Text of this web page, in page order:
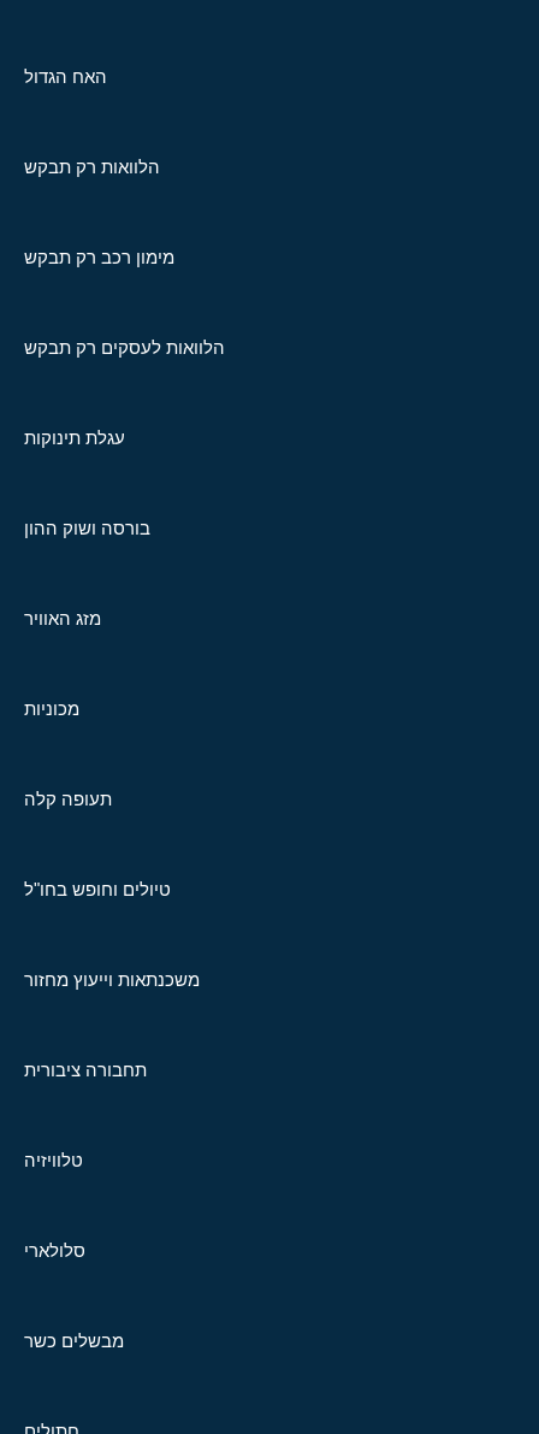
האח הגדול
הלוואות רק תבקש
מימון רכב רק תבקש
הלוואות לעסקים רק תבקש
עגלת תינוקות
בורסה ושוק ההון
מזג האוויר
מכוניות
תעופה קלה
טיולים וחופש בחו"ל
משכנתאות וייעוץ מחזור
תחבורה ציבורית
טלוויזיה
סלולארי
מבשלים כשר